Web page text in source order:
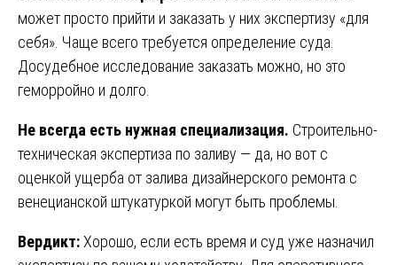
может просто прийти и заказать у них экспертизу «для
себя». Чаще всего требуется определение суда.
Досудебное исследование заказать можно, но это
геморройно и долго.
Не всегда есть нужная специализация. Строительно-
техническая экспертиза по заливу — да, но вот с
оценкой ущерба от залива дизайнерского ремонта с
венецианской штукатуркой могут быть проблемы.
Вердикт: Хорошо, если есть время и суд уже назначил